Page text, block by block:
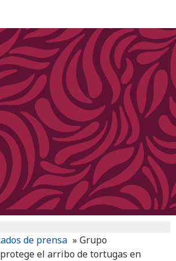
de prensa » Grupo
el arribo de tortugas en